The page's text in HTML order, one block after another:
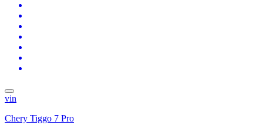
vin
Chery Tiggo 7 Pro